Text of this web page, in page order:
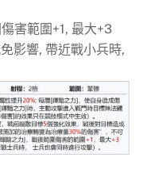
害範圍+1, 最大+3
影響, 帶近戰小兵時,